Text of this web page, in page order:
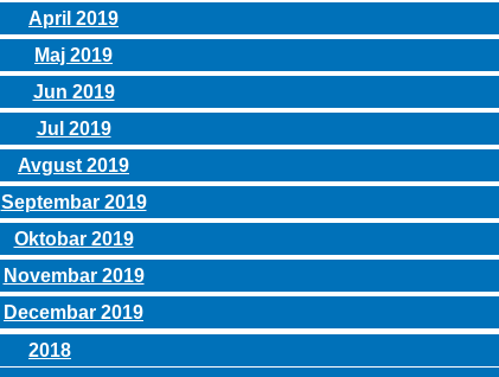
April 2019
Maj 2019
Jun 2019
Jul 2019
Avgust 2019
Septembar 2019
Oktobar 2019
Novembar 2019
Decembar 2019
2018